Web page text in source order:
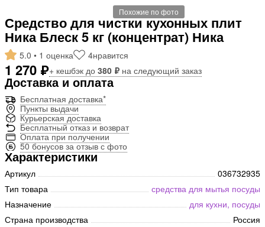
Похожие по фото
Средство для чистки кухонных плит
Ника Блеск 5 кг (концентрат) Ника
5.0 • 1 оценка 4нравится
1 270 ₽+ кешбэк до 380 ₽ на следующий заказ
Доставка и оплата
Бесплатная доставка*
Пункты выдачи
Курьерская доставка
Бесплатный отказ и возврат
Оплата при получении
50 бонусов за отзыв с фото
Характеристики
Артикул
036732935
Тип товара
средства для мытья посуды
Назначение
для кухни, посуды
Страна производства
Россия